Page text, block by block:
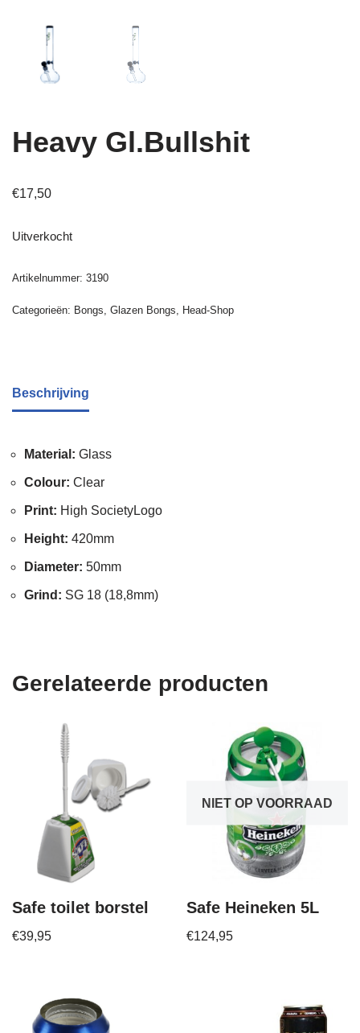
Heavy Gl.Bullshit
€17,50
Uitverkocht
Artikelnummer: 3190
Categorieën: Bongs, Glazen Bongs, Head-Shop
Beschrijving
Material: Glass
Colour: Clear
Print: High SocietyLogo
Height: 420mm
Diameter: 50mm
Grind: SG 18 (18,8mm)
Gerelateerde producten
Safe toilet borstel
€39,95
NIET OP VOORRAAD
Safe Heineken 5L
€124,95